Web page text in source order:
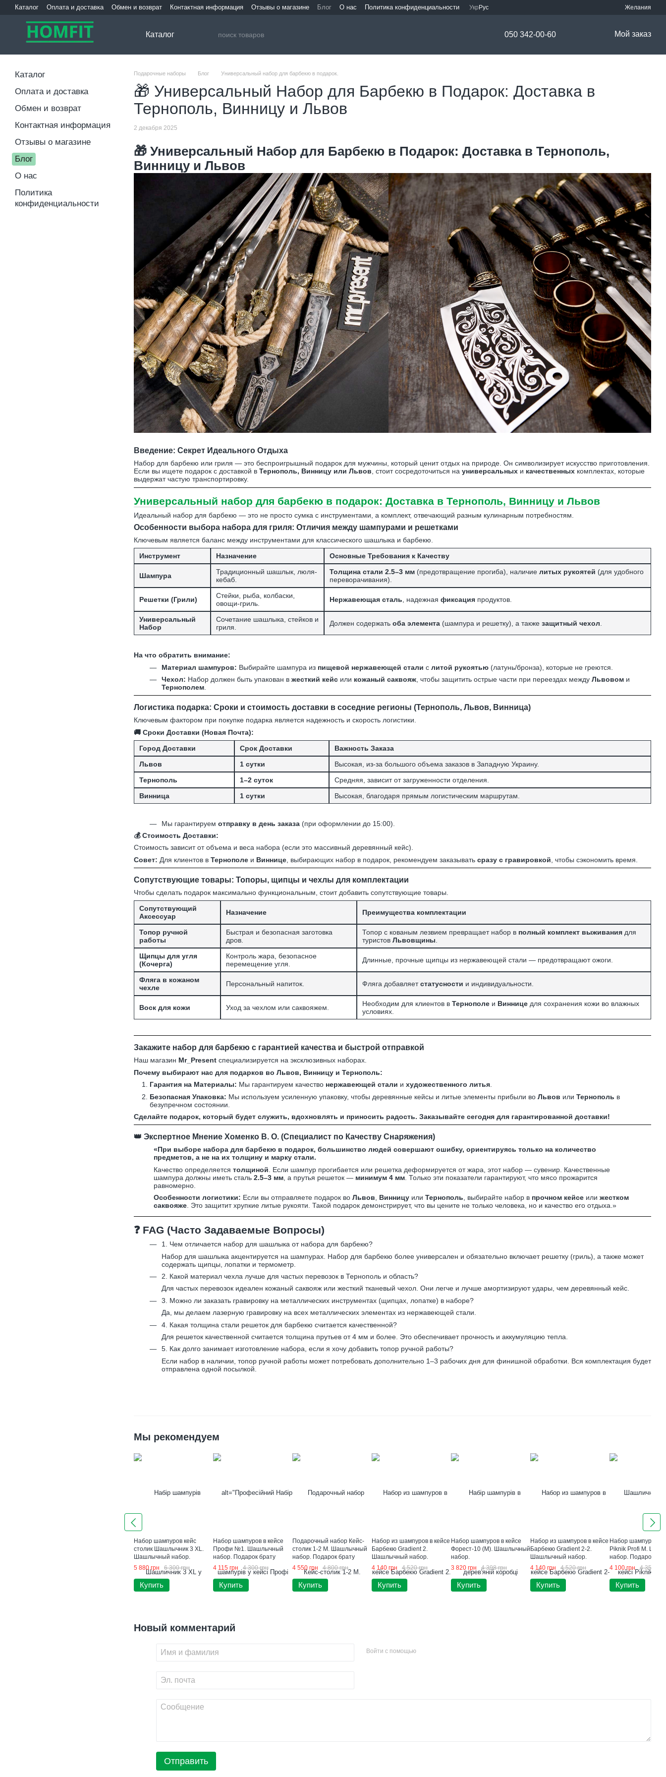
Перейти к основному контенту
Каталог Оплата и доставка Обмен и возврат Контактная информация Отзывы о магазине Блог О нас Политика конфиденциальности Укр Рус Желания
Каталог 050 342-00-60 Мой заказ
Подарочные наборы Блог Универсальный набор для барбекю в подарок.
🎁 Универсальный Набор для Барбекю в Подарок: Доставка в
Тернополь, Винницу и Львов
2 декабря 2025
🎁 Универсальный Набор для Барбекю в Подарок: Доставка в Тернополь,
Винницу и Львов
Введение: Секрет Идеального Отдыха
Набор для барбекю или гриля — это беспроигрышный подарок для мужчины, который ценит отдых на природе. Он символизирует искусство приготовления.
Если вы ищете подарок с доставкой в Тернополь, Винницу или Львов , стоит сосредоточиться на универсальных и качественных комплектах, которые
выдержат частую транспортировку.
Универсальный набор для барбекю в подарок: Доставка в Тернополь, Винницу и Львов
Идеальный набор для барбекю — это не просто сумка с инструментами, а комплект, отвечающий разным кулинарным потребностям.
Особенности выбора набора для гриля: Отличия между шампурами и решетками
Ключевым является баланс между инструментами для классического шашлыка и барбекю.
Инструмент Назначение Основные Требования к Качеству
Шампура
Традиционный шашлык, люля-
кебаб.
Толщина стали 2.5–3 мм (предотвращение прогиба), наличие литых рукоятей (для удобного
переворачивания).
Решетки (Грили)
Стейки, рыба, колбаски,
овощи-гриль.
Нержавеющая сталь, надежная фиксация продуктов.
Универсальный
Набор
Сочетание шашлыка, стейков и
гриля.
Должен содержать оба элемента (шампура и решетку), а также защитный чехол.
На что обратить внимание:
Материал шампуров: Выбирайте шампура из пищевой нержавеющей стали с литой рукоятью (латунь/бронза), которые не греются.
Чехол: Набор должен быть упакован в жесткий кейс или кожаный саквояж , чтобы защитить острые части при переездах между Львовом и
Тернополем
Логистика подарка: Сроки и стоимость доставки в соседние регионы (Тернополь, Львов, Винница)
Ключевым фактором при покупке подарка является надежность и скорость логистики.
🚚 Сроки Доставки (Новая Почта):
Город Доставки
Срок Доставки
Важность Заказа
Львов
1 сутки
Высокая, из-за большого объема заказов в Западную Украину.
Тернополь
1–2 суток
Средняя, зависит от загруженности отделения.
Винница
1 сутки Высокая, благодаря прямым логистическим маршрутам.
Мы гарантируем отправку в день заказа (при оформлении до 15:00).
💰Стоимость Доставки:
Стоимость зависит от объема и веса набора (если это массивный деревянный кейс).
Совет: Для клиентов в Тернополе и Виннице , выбирающих набор в подарок, рекомендуем заказывать сразу с гравировкой , чтобы сэкономить время.
Сопутствующие товары: Топоры, щипцы и чехлы для комплектации
Чтобы сделать подарок максимально функциональным, стоит добавить сопутствующие товары.
Сопутствующий
Аксессуар
Назначение Преимущества комплектации
Топор ручной
работы
Быстрая и безопасная заготовка
дров.
Топор с кованым лезвием превращает набор в полный комплект выживания для
туристов Львовщины.
Щипцы для угля
(Кочерга)
Контроль жара, безопасное
перемещение угля.
Длинные, прочные щипцы из нержавеющей стали — предотвращают ожоги.
Фляга в кожаном
чехле
Персональный напиток. Фляга добавляетстатусности и индивидуальности.
Воск для кожи Уход за чехлом или саквояжем. Необходим для клиентов в Тернополе и Виннице для сохранения кожи во влажных
условиях.
Закажите набор для барбекю с гарантией качества и быстрой отправкой
Наш магазин Mr_Present специализируется на эксклюзивных наборах.
Почему выбирают нас для подарков во Львов, Винницу и Тернополь:
Гарантия на Материалы: Мы гарантируем качество нержавеющей стали и художественного литья.
Безопасная Упаковка: Мы используем усиленную упаковку, чтобы деревянные кейсы и литые элементы прибыли во Львов или Тернополь в
безупречном состоянии.
Сделайте подарок, который будет служить, вдохновлять и приносить радость. Заказывайте сегодня для гарантированной доставки!
👑 Экспертное Мнение Хоменко В. О. (Специалист по Качеству Снаряжения)
«При выборе набора для барбекю в подарок, большинство людей совершают ошибку, ориентируясь только на количество
предметов, а не на их толщину и марку стали.
Качество определяется толщиной . Если шампур прогибается или решетка деформируется от жара, этот набор — сувенир. Качественные
шампура должны иметь сталь 2.5–3 мм , а прутья решеток — минимум 4 мм . Только эти показатели гарантируют, что мясо прожарится
равномерно.
Особенности логистики: Если вы отправляете подарок во Львов Винницу или Тернополь , выбирайте набор в прочном кейсе или жестком
саквояже . Это защитит хрупкие литые рукояти. Такой подарок демонстрирует, что вы цените не только человека, но и качество его отдыха.»
❓ FAG (Часто Задаваемые Вопросы)
1. Чем отличается набор для шашлыка от набора для барбекю?
Набор для шашлыка акцентируется на шампурах. Набор для барбекю более универсален и обязательно включает решетку (гриль), а также может
содержать щипцы, лопатки и термометр.
2. Какой материал чехла лучше для частых перевозок в Тернополь и область?
Для частых перевозок идеален кожаный саквояж или жесткий тканевый чехол. Они легче и лучше амортизируют удары, чем деревянный кейс.
3. Можно ли заказать гравировку на металлических инструментах (щипцах, лопатке) в наборе?
Да, мы делаем лазерную гравировку на всех металлических элементах из нержавеющей стали.
4. Какая толщина стали решеток для барбекю считается качественной?
Для решеток качественной считается толщина прутьев от 4 мм и более. Это обеспечивает прочность и аккумуляцию тепла.
5. Как долго занимает изготовление набора, если я хочу добавить топор ручной работы?
Если набор в наличии, топор ручной работы может потребовать дополнительно 1–3 рабочих дня для финишной обработки. Вся комплектация будет
отправлена одной посылкой.
Мы рекомендуем
Набор шампуров кейс
столик Шашлычник 3 XL.
Шашлычный набор.
Подарок отцу
5 880 грн 6 300 грн
Купить
Набор шампуров в кейсе
Профи №1. Шашлычный
набор. Подарок брату
4 115 грн
4 300 грн
Купить
Подарочный набор Кейс-
столик 1-2 M. Шашлычный
набор. Подарок брату
4 550 грн
4 800 грн
Купить
Набор из шампуров в кейсе
Барбекю Gradient 2.
Шашлычный набор.
Подарок мужчине
4 140 грн 4 520 грн
Купить
Набор шампуров в кейсе
Форест-10 (М). Шашлычный
набор.
3 820 грн
4 398 грн
Купить
Набор из шампуров в кейсе
Барбекю Gradient 2-2.
Шашлычный набор.
Подарок мужчине
4 140 грн 4 520 грн
Купить
Набор шампуров в
Piknik Profi M.
набор. Подарок
4 100 грн
4 350 грн
Купить
Новый комментарий
Войти с помощью
Отправить
Каталог
Оплата и доставка
Обмен и возврат
Контактная информация
Отзывы о магазине
Блог
О нас
Политика
конфиденциальности